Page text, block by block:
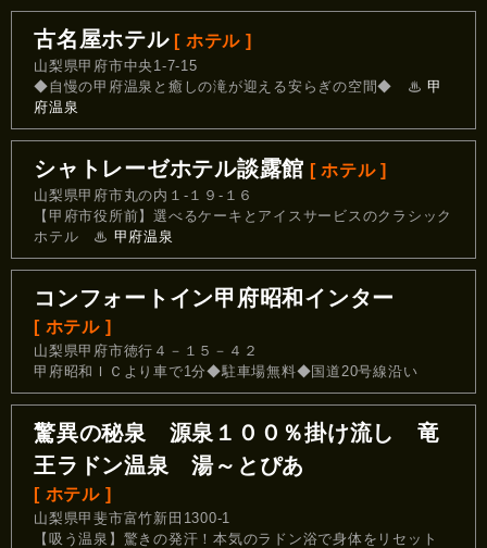
古名屋ホテル [ ホテル ]
山梨県甲府市中央1-7-15
◆自慢の甲府温泉と癒しの滝が迎える安らぎの空間◆ ♨甲
府温泉
シャトレーゼホテル談露館 [ ホテル ]
山梨県甲府市丸の内１‐１９‐１６
【甲府市役所前】選べるケーキとアイスサービスのクラシック
ホテル ♨ 甲府温泉
コンフォートイン甲府昭和インター
[ ホテル ]
山梨県甲府市徳行４－１５－４２
甲府昭和ＩＣより車で1分◆駐車場無料◆国道20号線沿い
驚異の秘泉 源泉１００％掛け流し 竜
王ラドン温泉 湯～とぴあ
[ ホテル ]
山梨県甲斐市富竹新田1300-1
【吸う温泉】驚きの発汗！本気のラドン浴で身体をリセット